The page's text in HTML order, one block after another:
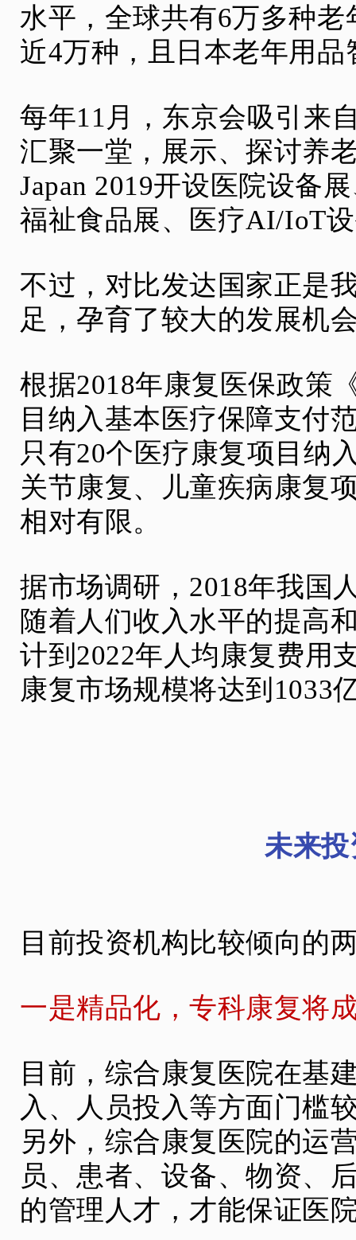
水平，全球共有6万多种
近4万种，且日本老年用
每年11月，东京会吸引来
汇聚一堂，展示、探讨养
Japan 2019开设医院设备
福祉食品展、医疗AI/IoT
不过，对比发达国家正是
足，孕育了较大的发展机
根据2018年康复医保政策
目纳入基本医疗保障支付
只有20个医疗康复项目纳
关节康复、儿童疾病康复
相对有限。
据市场调研，2018年我国
随着人们收入水平的提高
计到2022年人均康复费用
康复市场规模将达到1033
未来
目前投资机构比较倾向的
一是精品化，专科康复将
目前，综合康复医院在基
入、人员投入等方面门槛
另外，综合康复医院的运
员、患者、设备、物资、
的管理人才，才能保证医